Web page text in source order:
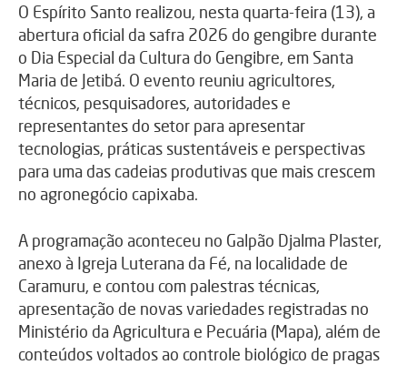
O Espírito Santo realizou, nesta quarta-feira (13), a
abertura oficial da safra 2026 do gengibre durante
o Dia Especial da Cultura do Gengibre, em Santa
Maria de Jetibá. O evento reuniu agricultores,
técnicos, pesquisadores, autoridades e
representantes do setor para apresentar
tecnologias, práticas sustentáveis e perspectivas
para uma das cadeias produtivas que mais crescem
no agronegócio capixaba.
A programação aconteceu no Galpão Djalma Plaster,
anexo à Igreja Luterana da Fé, na localidade de
Caramuru, e contou com palestras técnicas,
apresentação de novas variedades registradas no
Ministério da Agricultura e Pecuária (Mapa), além de
conteúdos voltados ao controle biológico de pragas